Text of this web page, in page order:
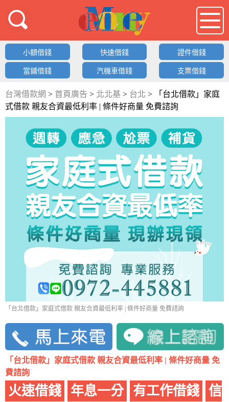
借錢LOGO
小額借錢 快速借錢 證件借錢
當鋪借錢 汽機車借錢 支票借錢
台灣借款網 > 首頁廣告 > 北北基 > 台北 >
「台北借款」家庭
式借款 親友合資最低利率 | 條件好商量 免費諮詢
「台北借款」家庭式借款 親友合資最低利率 | 條件好商量 免費諮詢
「台北借款」家庭式借款 親友合資最低利率 | 條件好商量 免
費諮詢
火速借錢 年息一分 有工作借錢
信